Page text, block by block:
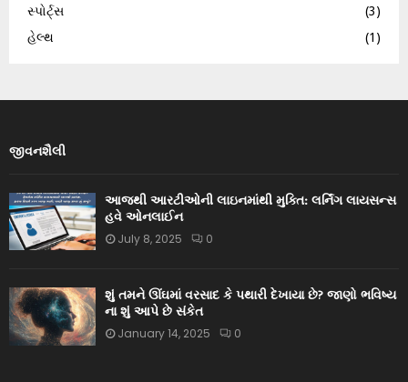
સ્પોર્ટ્સ
(3)
હેલ્થ
(1)
જીવનશૈલી
આજથી આરટીઓની લાઇનમાંથી મુક્તિ: લર્નિંગ લાયસન્સ
હવે ઓનલાઈન
July 8, 2025 0
શું તમને ઊંઘમાં વરસાદ કે પથારી દેખાયા છે? જાણો ભવિષ્ય
ના શું આપે છે સંકેત
January 14, 2025 0